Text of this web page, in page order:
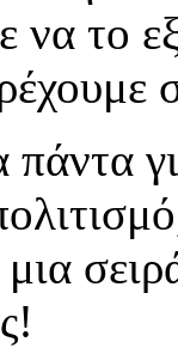
να το
πάντα
μια